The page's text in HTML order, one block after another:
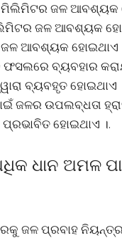
ମିଲିମିଟର ଜଳ ଆବଶ୍ୟକ
ଜଳ ଆବଶ୍ୟକ
ଆବଶ୍ୟକ ହୋଇଥାଏ
ବ୍ୟବହାର
ବ୍ୟବହୃତ ହୋଇଥାଏ
ଜଳର ଉପଲବ୍ଧତା
ହୋଇଥାଏ ।.
ଧାନ ଅମଳ
ଜଳ ପ୍ରବାହ